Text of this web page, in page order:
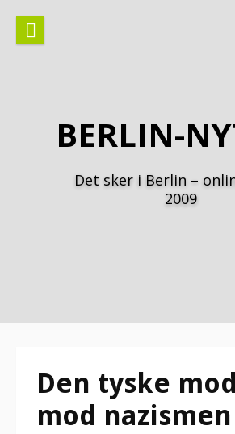
indhold
BERLIN-
Det sker i Berlin –
2009
Den tyske
mod nazismen